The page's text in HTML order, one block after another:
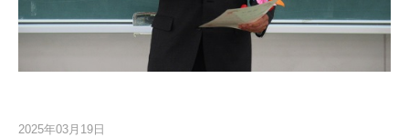
2025年03月19日